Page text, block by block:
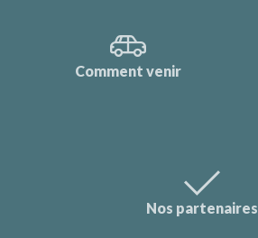
Comment venir
Nos partenaires